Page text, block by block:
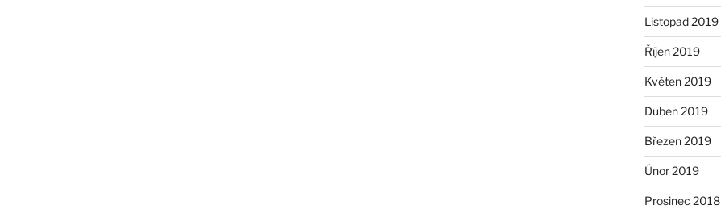
Listopad 2019
Říjen 2019
Květen 2019
Duben 2019
Březen 2019
Únor 2019
Prosinec 2018